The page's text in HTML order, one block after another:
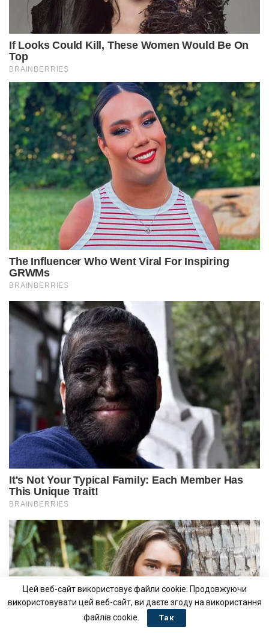
Цей веб-сайт використовує файли cookie. Продовжуючи
використовувати цей веб-сайт, ви даєте згоду на використання
файлів cookie.
Так